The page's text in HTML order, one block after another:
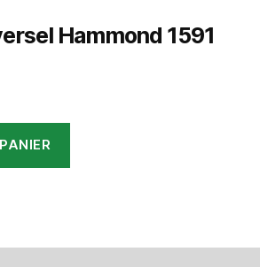
Hammond 1591
: